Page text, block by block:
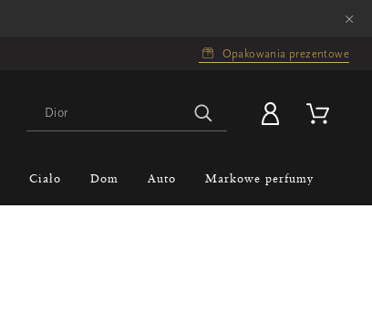
×
Opakowania prezentowe
Ciało Dom Auto Markowe perfumy